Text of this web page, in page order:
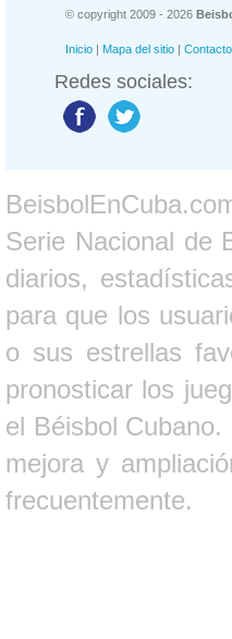
© copyright 2009 - 2026
Inicio | Mapa del sitio | Contacto
Redes sociales:
Serie Nacional de
diarios,
para que los
o sus estrellas
pronosticar los
el Béisbol
mejora y
frecuentemente.